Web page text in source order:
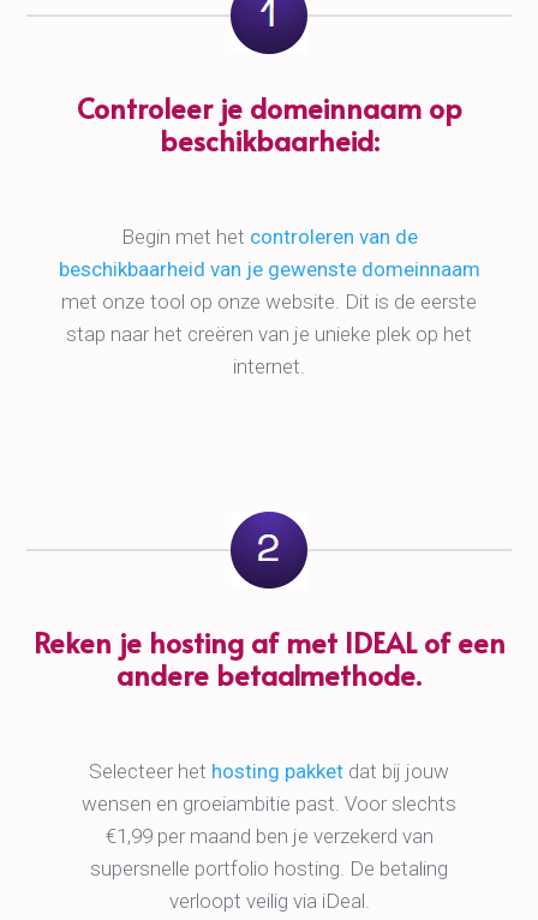
Controleer je domeinnaam op
beschikbaarheid:
Begin met het controleren van de
beschikbaarheid van je gewenste domeinnaam
met onze tool op onze website. Dit is de eerste
stap naar het creëren van je unieke plek op het
internet.
Reken je hosting af met IDEAL of een
andere betaalmethode.
Selecteer het hosting pakket dat bij jouw
wensen en groeiambitie past. Voor slechts
€1,99 per maand ben je verzekerd van
supersnelle portfolio hosting. De betaling
verloopt veilig via iDeal.